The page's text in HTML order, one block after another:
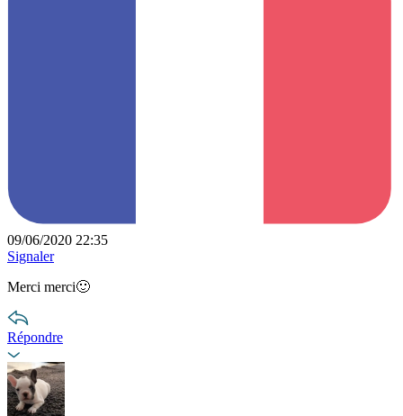
09/06/2020 22:35
Signaler
Merci merci🙂
Répondre